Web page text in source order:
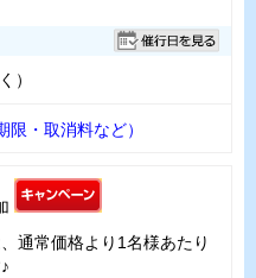
）
・取消料など）
通常価格より1名様あたり